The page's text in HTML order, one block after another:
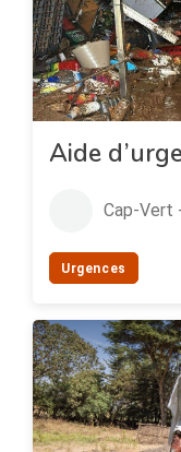
Aide
Cap-Vert
Urgences